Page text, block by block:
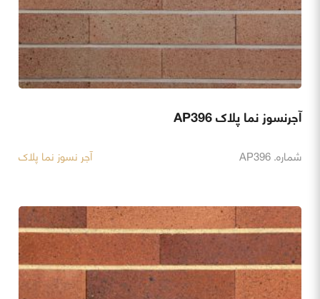
آجرنسوز نما پلاک AP396
شماره. AP396 آجر نسوز نما پلاک